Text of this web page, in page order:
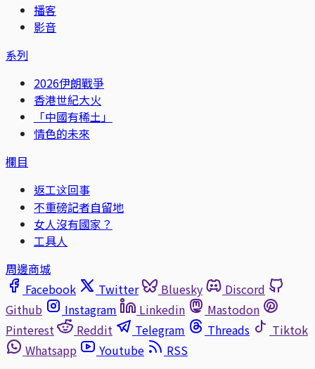
播客
影音
系列
2026伊朗戰爭
香港世紀大火
「中國有稀土」
情色的未來
欄目
返工这回事
不重磅記者自留地
女人沒有國家？
工具人
周邊商城
Facebook
Twitter Bluesky
Discord
Github
Instagram Linkedin
Mastodon
Pinterest
Reddit Telegram Threads
Tiktok
Whatsapp
Youtube
RSS